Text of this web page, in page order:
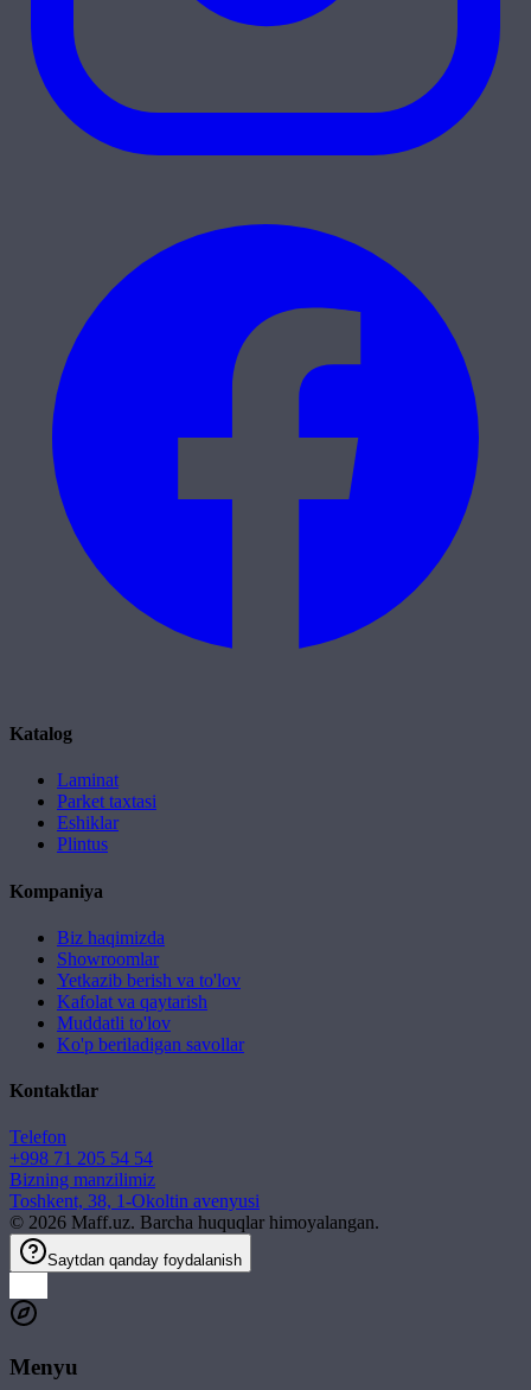
Katalog
Laminat
Parket taxtasi
Eshiklar
Plintus
Kompaniya
Biz haqimizda
Showroomlar
Yetkazib berish va to'lov
Kafolat va qaytarish
Muddatli to'lov
Ko'p beriladigan savollar
Kontaktlar
Telefon
+998 71 205 54 54
Bizning manzilimiz
Toshkent, 38, 1-Okoltin avenyusi
© 2026 Maff.uz. Barcha huquqlar himoyalangan.
Saytdan qanday foydalanish
Menyu